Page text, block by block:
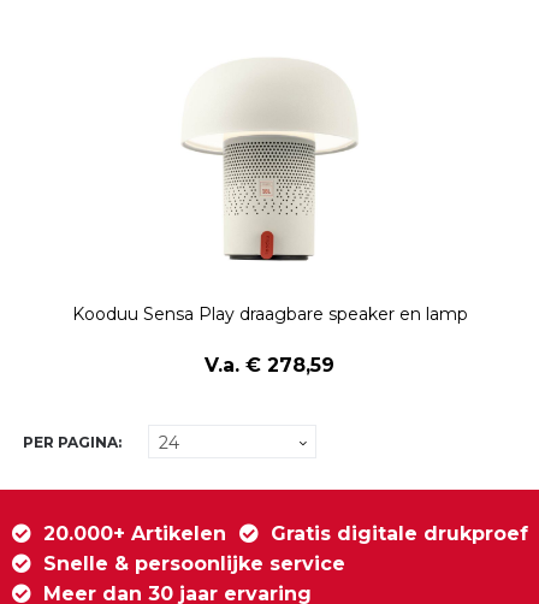
Kooduu Sensa Play draagbare speaker en lamp
V.a. € 278,59
PER PAGINA:
20.000+ Artikelen
Gratis digitale drukproef
Snelle & persoonlijke service
Meer dan 30 jaar ervaring